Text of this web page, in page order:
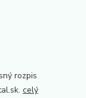
rozpis
celý